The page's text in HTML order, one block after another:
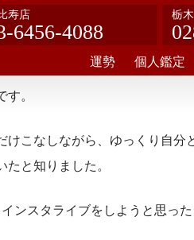
寿店
6456-4088
栃
運勢 個人鑑定
。
こなしながら、ゆっくり自分
と知りました。
ンスタライブをしようと思っ